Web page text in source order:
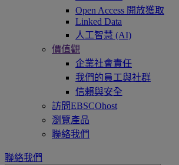
Open Access 開放獲取
Linked Data
人工智慧 (AI)
價值觀
企業社會責任
我們的員工與社群
信賴與安全
訪問EBSCOhost
瀏覽產品
聯絡我們
聯絡我們